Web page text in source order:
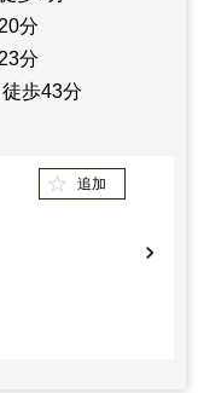
分
分
歩43分
追加